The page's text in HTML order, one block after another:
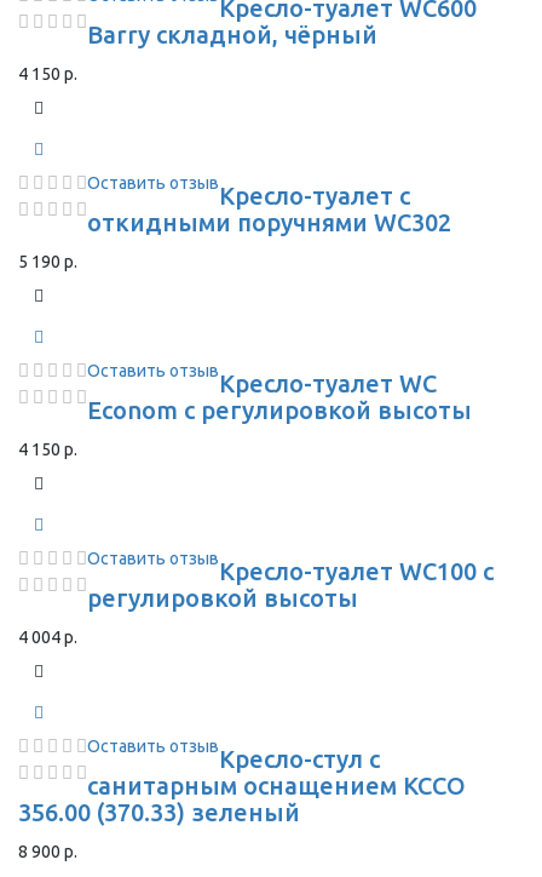
Кресло-туалет WC600
Barry складной, чёрный
4 150 р.
Оставить отзывКресло-туалет с
откидными поручнями WC302
5 190 р.
Оставить отзывКресло-туалет WC
Econom с регулировкой высоты
4 150 р.
Оставить отзывКресло-туалет WC100 с
регулировкой высоты
4 004 р.
Оставить отзывКресло-стул с
санитарным оснащением КССО
356.00 (370.33) зеленый
8 900 р.